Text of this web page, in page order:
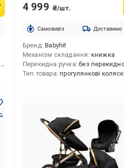
4 999 ₴/шт.
Cамовивіз Доставимо
Бренд Babyhit
Механізм складання книжка
Перекидна ручка без перекидної
Тип товара прогулянкові